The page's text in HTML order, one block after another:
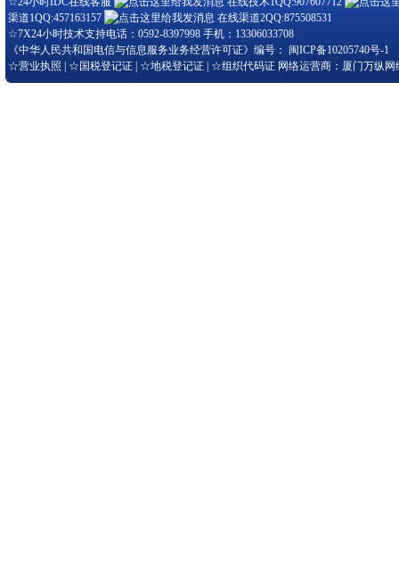
渠道1QQ:457163157
在线渠道2QQ:875508531
☆7X24小时技术支持电话：0592-8397998 手机：13306033708
《中华人民共和国电信与信息服务业务经营许可证》编号： 闽ICP备10205740号-1
☆营业执照 | ☆ 国税登记证 | ☆地税登记证 | ☆组织代码证 网络运营商：厦门万纵